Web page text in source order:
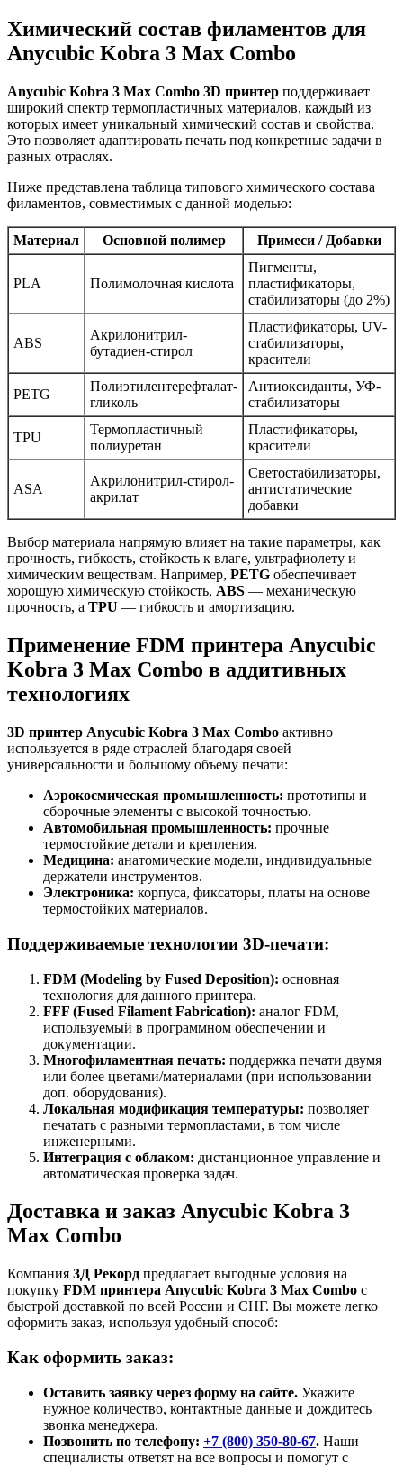
Химический состав филаментов для
Anycubic Kobra 3 Max Combo
Anycubic Kobra 3 Max Combo 3D принтер поддерживает
широкий спектр термопластичных материалов, каждый из
которых имеет уникальный химический состав и свойства.
Это позволяет адаптировать печать под конкретные задачи в
разных отраслях.
Ниже представлена таблица типового химического состава
филаментов, совместимых с данной моделью:
Материал Основной полимер Примеси / Добавки
PLA Полимолочная кислота
Пигменты,
пластификаторы,
стабилизаторы (до 2%)
ABS
Акрилонитрил-
бутадиен-стирол
Пластификаторы, UV-
стабилизаторы,
красители
PETG
Полиэтилентерефталат-
гликоль
Антиоксиданты, УФ-
стабилизаторы
TPU
Термопластичный
полиуретан
Пластификаторы,
красители
ASA
Акрилонитрил-стирол-
акрилат
Светостабилизаторы,
антистатические
добавки
Выбор материала напрямую влияет на такие параметры, как
прочность, гибкость, стойкость к влаге, ультрафиолету и
химическим веществам. Например, PETG обеспечивает
хорошую химическую стойкость, ABS — механическую
прочность, а TPU — гибкость и амортизацию.
Применение FDM принтера Anycubic
Kobra 3 Max Combo в аддитивных
технологиях
3D принтер Anycubic Kobra 3 Max Combo активно
используется в ряде отраслей благодаря своей
универсальности и большому объему печати:
Аэрокосмическая промышленность: прототипы и
сборочные элементы с высокой точностью.
Автомобильная промышленность: прочные
термостойкие детали и крепления.
Медицина: анатомические модели, индивидуальные
держатели инструментов.
Электроника: корпуса, фиксаторы, платы на основе
термостойких материалов.
Поддерживаемые технологии 3D-печати:
FDM (Modeling by Fused Deposition): основная
технология для данного принтера.
FFF (Fused Filament Fabrication): аналог FDM,
используемый в программном обеспечении и
документации.
Многофиламентная печать: поддержка печати двумя
или более цветами/материалами (при использовании
доп. оборудования).
Локальная модификация температуры: позволяет
печатать с разными термопластами, в том числе
инженерными.
Интеграция с облаком: дистанционное управление и
автоматическая проверка задач.
Доставка и заказ Anycubic Kobra 3
Max Combo
Компания 3Д Рекорд предлагает выгодные условия на
покупку FDM принтера Anycubic Kobra 3 Max Combo с
быстрой доставкой по всей России и СНГ. Вы можете легко
оформить заказ, используя удобный способ:
Как оформить заказ:
Оставить заявку через форму на сайте. Укажите
нужное количество, контактные данные и дождитесь
звонка менеджера.
Позвонить по телефону: +7 (800) 350-80-67. Наши
специалисты ответят на все вопросы и помогут с